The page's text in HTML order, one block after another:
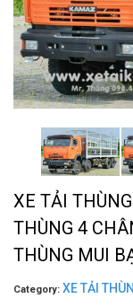
XE TẢI
THÙNG 4
THÙNG MUI
Category: XE TẢI